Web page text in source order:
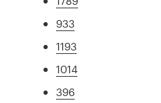
933
1193
1014
396